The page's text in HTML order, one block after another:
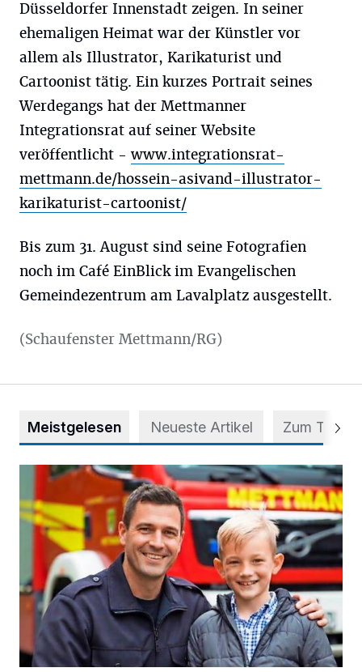
Düsseldorfer Innenstadt zeigen. In seiner
ehemaligen Heimat war der Künstler vor
allem als Illustrator, Karikaturist und
Cartoonist tätig. Ein kurzes Portrait seines
Werdegangs hat der Mettmanner
Integrationsrat auf seiner Website
veröffentlicht -www.integrationsrat-
mettmann.de/hossein-asivand-illustrator-
karikaturist-cartoonist/
Bis zum 31. August sind seine Fotografien
noch im Café EinBlick im Evangelischen
Gemeindezentrum am Lavalplatz ausgestellt.
(Schaufenster Mettmann/RG)
Meistgelesen Neueste Artikel Zum Thema
Kinderschutz: Im Ernstfall schnell und richtig handeln